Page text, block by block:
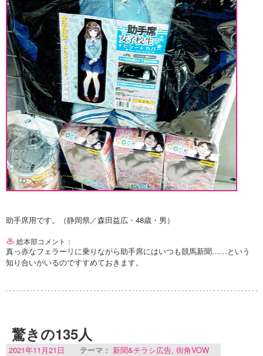
助手席用です。（静岡県／森田益広・48歳・男）
総本部コメント：
真っ赤なフェラーリに乗りながら助手席にはいつも競馬新聞……という
知り合いがいるのですすめておきます。
驚きの135人
2021年11月21日 テーマ： 新聞&チラシ広告, 街角VOW